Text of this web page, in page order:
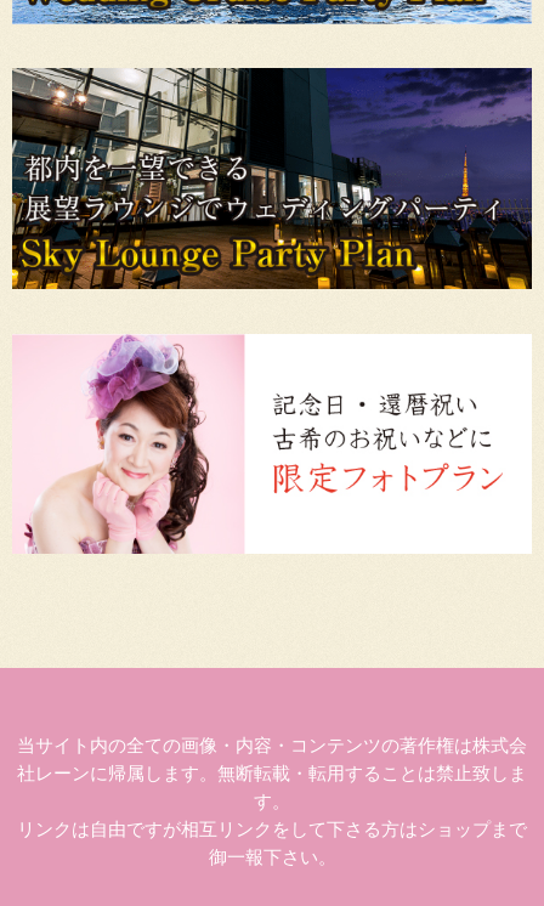
当サイト内の全ての画像・内容・コンテンツの著作権は株式会
社レーンに帰属します。無断転載・転用することは禁止致しま
す。
リンクは自由ですが相互リンクをして下さる方はショップまで
御一報下さい。